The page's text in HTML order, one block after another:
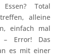
Total
alleine
einfach mal
Error! Das
es mit einer